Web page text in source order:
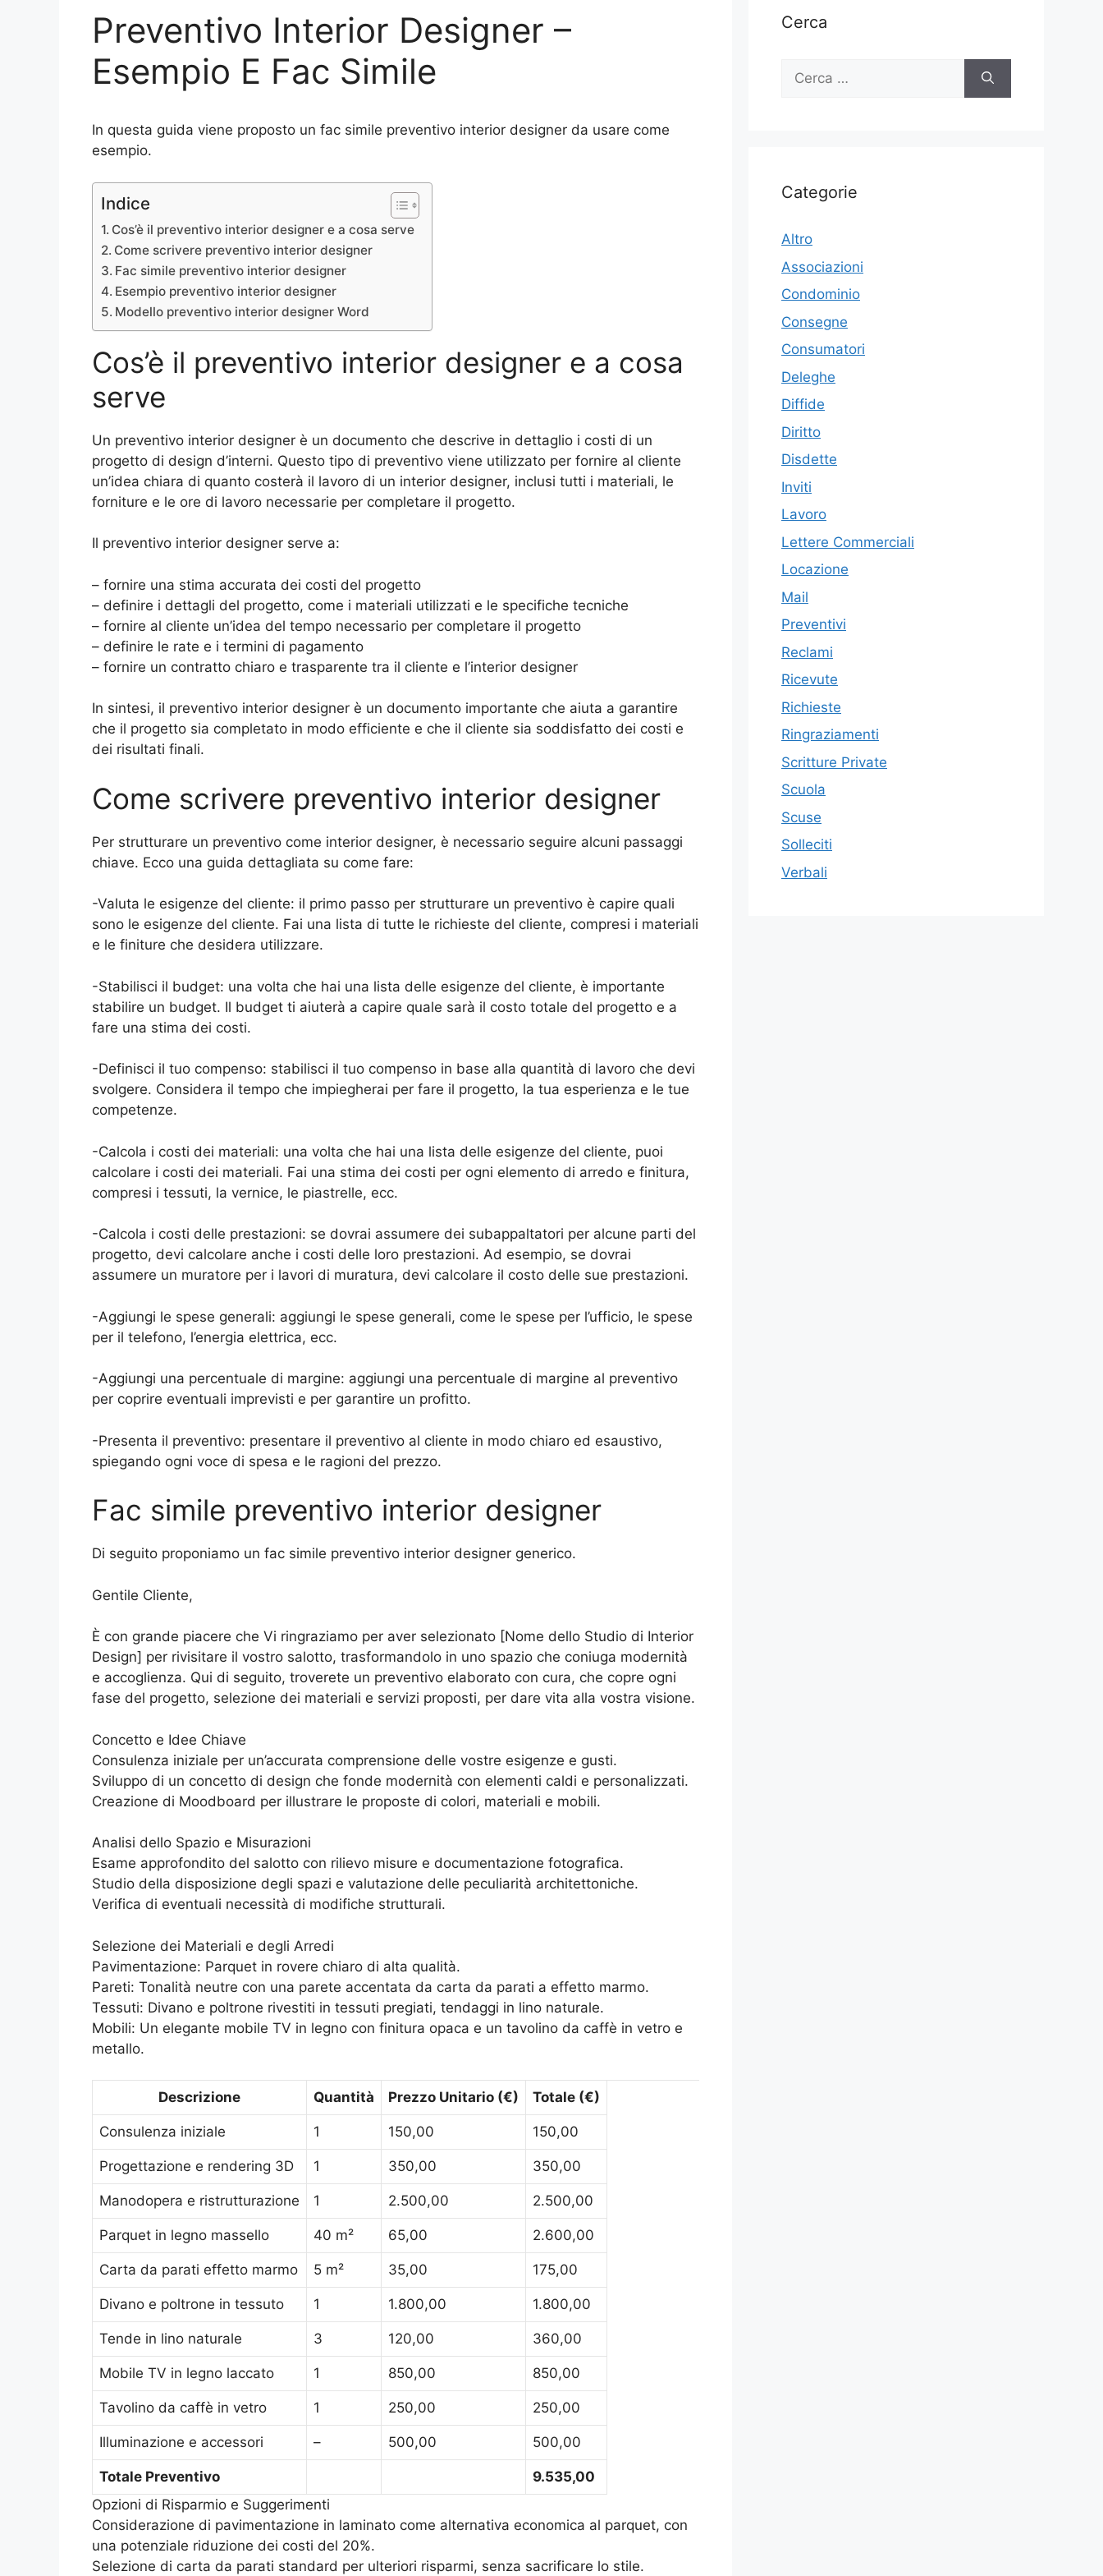
Preventivo Interior Designer –
Esempio E Fac Simile
In questa guida viene proposto un fac simile preventivo interior designer da usare come
esempio.
Indice
Cos’è il preventivo interior designer e a cosa serve
Come scrivere preventivo interior designer
Fac simile preventivo interior designer
Esempio preventivo interior designer
Modello preventivo interior designer Word
Cos’è il preventivo interior designer e a cosa
serve
Un preventivo interior designer è un documento che descrive in dettaglio i costi di un
progetto di design d’interni. Questo tipo di preventivo viene utilizzato per fornire al cliente
un’idea chiara di quanto costerà il lavoro di un interior designer, inclusi tutti i materiali, le
forniture e le ore di lavoro necessarie per completare il progetto.
Il preventivo interior designer serve a:
– fornire una stima accurata dei costi del progetto
– definire i dettagli del progetto, come i materiali utilizzati e le specifiche tecniche
– fornire al cliente un’idea del tempo necessario per completare il progetto
– definire le rate e i termini di pagamento
– fornire un contratto chiaro e trasparente tra il cliente e l’interior designer
In sintesi, il preventivo interior designer è un documento importante che aiuta a garantire
che il progetto sia completato in modo efficiente e che il cliente sia soddisfatto dei costi e
dei risultati finali.
Come scrivere preventivo interior designer
Per strutturare un preventivo come interior designer, è necessario seguire alcuni passaggi
chiave. Ecco una guida dettagliata su come fare:
-Valuta le esigenze del cliente: il primo passo per strutturare un preventivo è capire quali
sono le esigenze del cliente. Fai una lista di tutte le richieste del cliente, compresi i materiali
e le finiture che desidera utilizzare.
-Stabilisci il budget: una volta che hai una lista delle esigenze del cliente, è importante
stabilire un budget. Il budget ti aiuterà a capire quale sarà il costo totale del progetto e a
fare una stima dei costi.
-Definisci il tuo compenso: stabilisci il tuo compenso in base alla quantità di lavoro che devi
svolgere. Considera il tempo che impiegherai per fare il progetto, la tua esperienza e le tue
competenze.
-Calcola i costi dei materiali: una volta che hai una lista delle esigenze del cliente, puoi
calcolare i costi dei materiali. Fai una stima dei costi per ogni elemento di arredo e finitura,
compresi i tessuti, la vernice, le piastrelle, ecc.
-Calcola i costi delle prestazioni: se dovrai assumere dei subappaltatori per alcune parti del
progetto, devi calcolare anche i costi delle loro prestazioni. Ad esempio, se dovrai
assumere un muratore per i lavori di muratura, devi calcolare il costo delle sue prestazioni.
-Aggiungi le spese generali: aggiungi le spese generali, come le spese per l’ufficio, le spese
per il telefono, l’energia elettrica, ecc.
-Aggiungi una percentuale di margine: aggiungi una percentuale di margine al preventivo
per coprire eventuali imprevisti e per garantire un profitto.
-Presenta il preventivo: presentare il preventivo al cliente in modo chiaro ed esaustivo,
spiegando ogni voce di spesa e le ragioni del prezzo.
Fac simile preventivo interior designer
Di seguito proponiamo un fac simile preventivo interior designer generico.
Gentile Cliente,
È con grande piacere che Vi ringraziamo per aver selezionato [Nome dello Studio di Interior
Design] per rivisitare il vostro salotto, trasformandolo in uno spazio che coniuga modernità
e accoglienza. Qui di seguito, troverete un preventivo elaborato con cura, che copre ogni
fase del progetto, selezione dei materiali e servizi proposti, per dare vita alla vostra visione.
Concetto e Idee Chiave
Consulenza iniziale per un’accurata comprensione delle vostre esigenze e gusti.
Sviluppo di un concetto di design che fonde modernità con elementi caldi e personalizzati.
Creazione di Moodboard per illustrare le proposte di colori, materiali e mobili.
Analisi dello Spazio e Misurazioni
Esame approfondito del salotto con rilievo misure e documentazione fotografica.
Studio della disposizione degli spazi e valutazione delle peculiarità architettoniche.
Verifica di eventuali necessità di modifiche strutturali.
Selezione dei Materiali e degli Arredi
Pavimentazione: Parquet in rovere chiaro di alta qualità.
Pareti: Tonalità neutre con una parete accentata da carta da parati a effetto marmo.
Tessuti: Divano e poltrone rivestiti in tessuti pregiati, tendaggi in lino naturale.
Mobili: Un elegante mobile TV in legno con finitura opaca e un tavolino da caffè in vetro e
metallo.
Descrizione Quantità Prezzo Unitario (€) Totale (€)
Consulenza iniziale 1 150,00 150,00
Progettazione e rendering 3D 1 350,00 350,00
Manodopera e ristrutturazione 1 2.500,00 2.500,00
Parquet in legno massello 40 m² 65,00 2.600,00
Carta da parati effetto marmo 5 m² 35,00 175,00
Divano e poltrone in tessuto 1 1.800,00 1.800,00
Tende in lino naturale 3 120,00 360,00
Mobile TV in legno laccato 1 850,00 850,00
Tavolino da caffè in vetro 1 250,00 250,00
Illuminazione e accessori – 500,00 500,00
Totale Preventivo
9.535,00
Opzioni di Risparmio e Suggerimenti
Considerazione di pavimentazione in laminato come alternativa economica al parquet, con
una potenziale riduzione dei costi del 20%.
Selezione di carta da parati standard per ulteriori risparmi, senza sacrificare lo stile.
Cerca
Ricerca
Categorie
Altro
Associazioni
Condominio
Consegne
Consumatori
Deleghe
Diffide
Diritto
Disdette
Inviti
Lavoro
Lettere Commerciali
Locazione
Mail
Preventivi
Reclami
Ricevute
Richieste
Ringraziamenti
Scritture Private
Scuola
Scuse
Solleciti
Verbali